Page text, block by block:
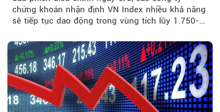
chứng khoán nhận định VN Index nhiều khả năng
sẽ tiếp tục dao động trong vùng tích lũy 1.750-